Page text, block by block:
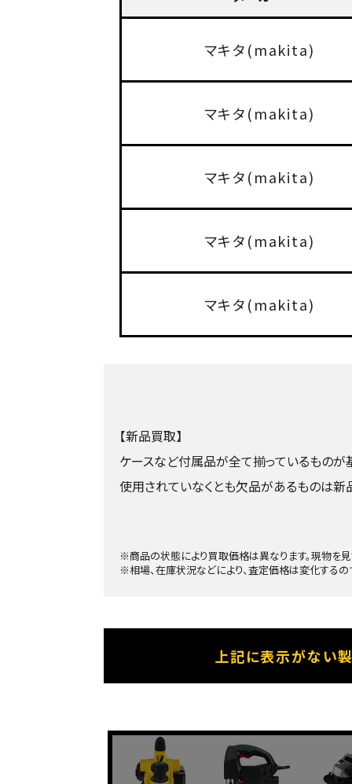
マキタ(makita)
マキタ(makita)
マキタ(makita)
マキタ(makita)
マキタ(makita)
【新品買取】
ケースなど付属品が全て揃っているものが
使用されていなくとも欠品があるものは新
※商品の状態により買取価格は異なります。現物を
※相場、在庫状況などにより、査定価格は変化する
上記に表示がない